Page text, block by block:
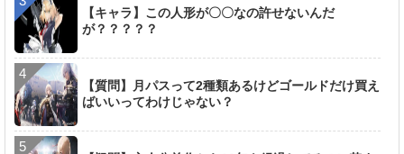
【キャラ】この人形が〇〇なの許せないんだ
が？？？？？
【質問】月パスって2種類あるけどゴールドだけ買え
ばいいってわけじゃない？